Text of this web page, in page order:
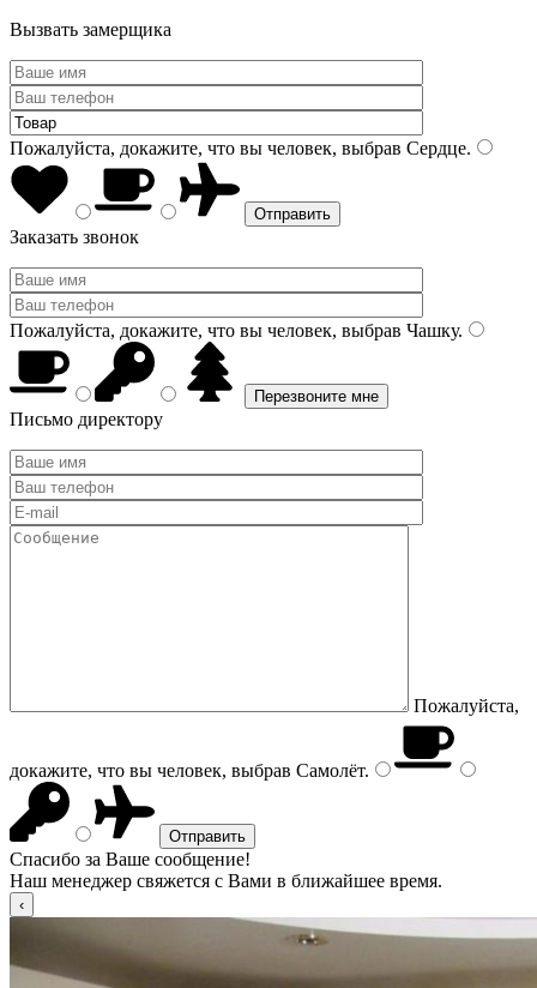
Вызвать замерщика
Пожалуйста, докажите, что вы человек, выбрав Сердце.
Заказать звонок
Пожалуйста, докажите, что вы человек, выбрав Чашку.
Письмо директору
Пожалуйста,
докажите, что вы человек, выбрав Самолёт.
Спасибо за Ваше сообщение!
Наш менеджер свяжется с Вами в ближайшее время.